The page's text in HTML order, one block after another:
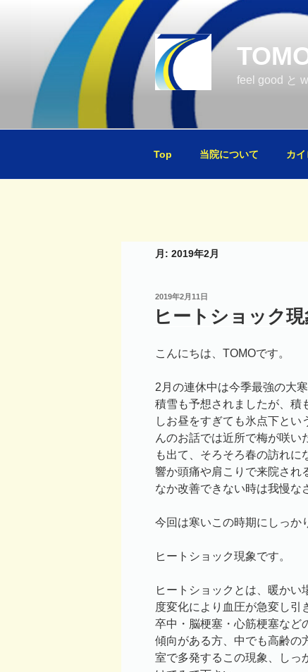
feel good と
Top 当院について カ
月: 2019年2月
投
日:
2019年2月11日
ヒートショック
こんにちは、TOMOです。
2月の連休中は今季最強の大
積雪も予想されましたが、積
しお昼をすぎても氷点下とい
んのお話では近所で梅が咲い
も出て、そろそろ春の訪れ
響か頭痛や肩こりで来院され
なか改善できない時は我慢な
今回は寒いこの時期にしっか
ヒートショック現象です。
ヒートショックとは、暖かい
度変化により血圧が急変し引
卒中・脳梗塞・心筋梗塞など
傾向がある方、中でも高齢の
室で多発するこの現象、しっ